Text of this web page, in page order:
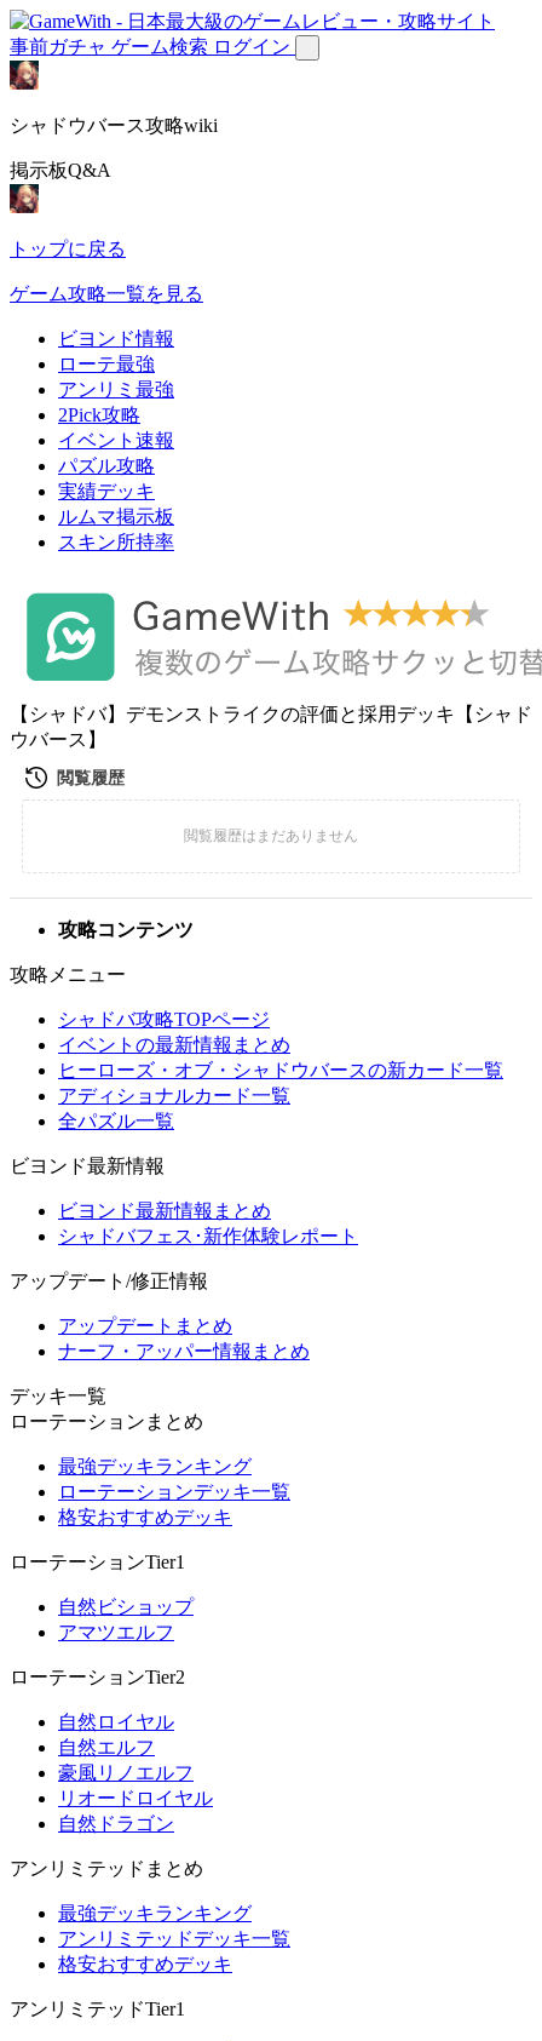
事前ガチャ ゲーム検索 ログイン
シャドウバース攻略wiki
掲示板Q&A
トップに戻る
ゲーム攻略一覧を見る
ビヨンド情報
ローテ最強
アンリミ最強
2Pick攻略
イベント速報
パズル攻略
実績デッキ
ルムマ掲示板
スキン所持率
【シャドバ】デモンストライクの評価と採用デッキ【シャド
ウバース】
攻略コンテンツ
攻略メニュー
シャドバ攻略TOPページ
イベントの最新情報まとめ
ヒーローズ・オブ・シャドウバースの新カード一覧
アディショナルカード一覧
全パズル一覧
ビヨンド最新情報
ビヨンド最新情報まとめ
シャドバフェス･新作体験レポート
アップデート/修正情報
アップデートまとめ
ナーフ・アッパー情報まとめ
デッキ一覧
ローテーションまとめ
最強デッキランキング
ローテーションデッキ一覧
格安おすすめデッキ
ローテーションTier1
自然ビショップ
アマツエルフ
ローテーションTier2
自然ロイヤル
自然エルフ
豪風リノエルフ
リオードロイヤル
自然ドラゴン
アンリミテッドまとめ
最強デッキランキング
アンリミテッドデッキ一覧
格安おすすめデッキ
アンリミテッドTier1